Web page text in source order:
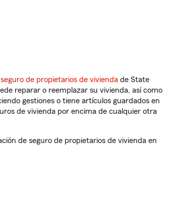
seguro de propietarios de vivienda de State
reparar o reemplazar su vivienda, así como
gestiones o tiene artículos guardados en
de vivienda por encima de cualquier otra
de seguro de propietarios de vivienda en